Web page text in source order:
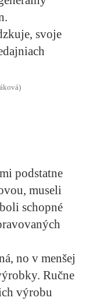
svoje
podstatne
museli
schopné
no v menšej
Ručne
výrobu